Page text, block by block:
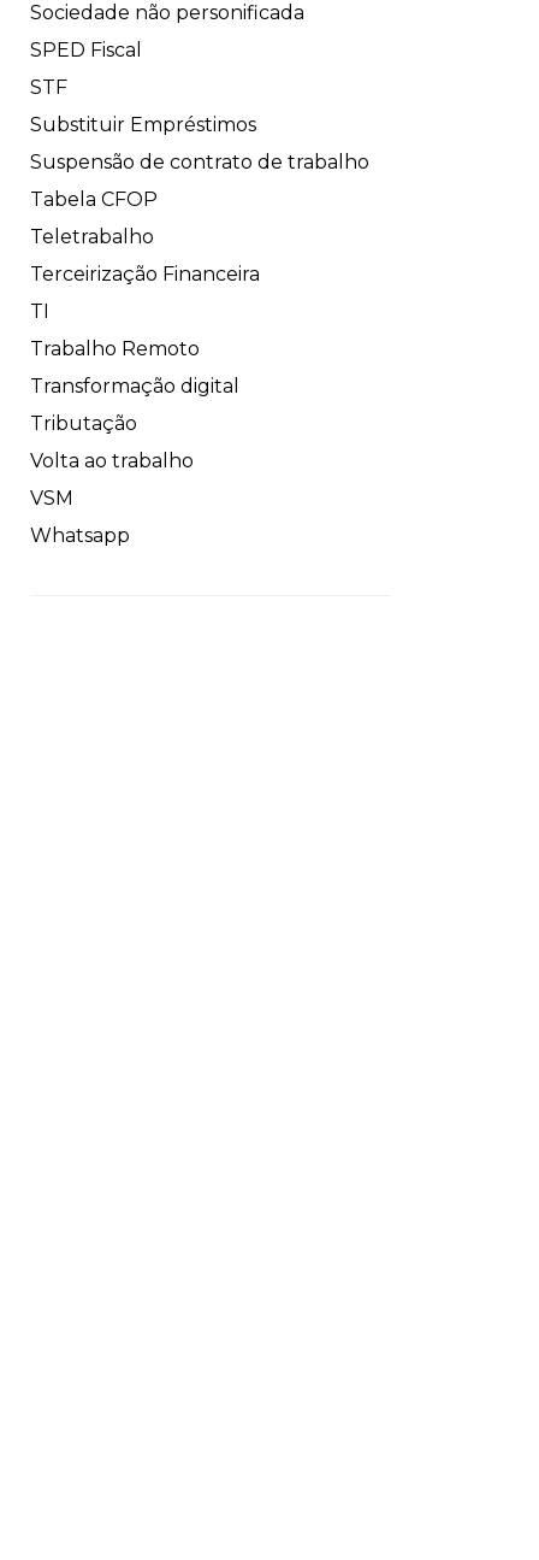
Sociedade não personificada
SPED Fiscal
STF
Substituir Empréstimos
Suspensão de contrato de trabalho
Tabela CFOP
Teletrabalho
Terceirização Financeira
TI
Trabalho Remoto
Transformação digital
Tributação
Volta ao trabalho
VSM
Whatsapp